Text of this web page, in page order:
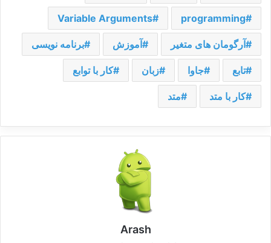
programming
Variable Arguments
آرگومان های متغیر آموزش برنامه نویسی
تابع جاوا زبان کار با توابع
کار با متد متد
Arash